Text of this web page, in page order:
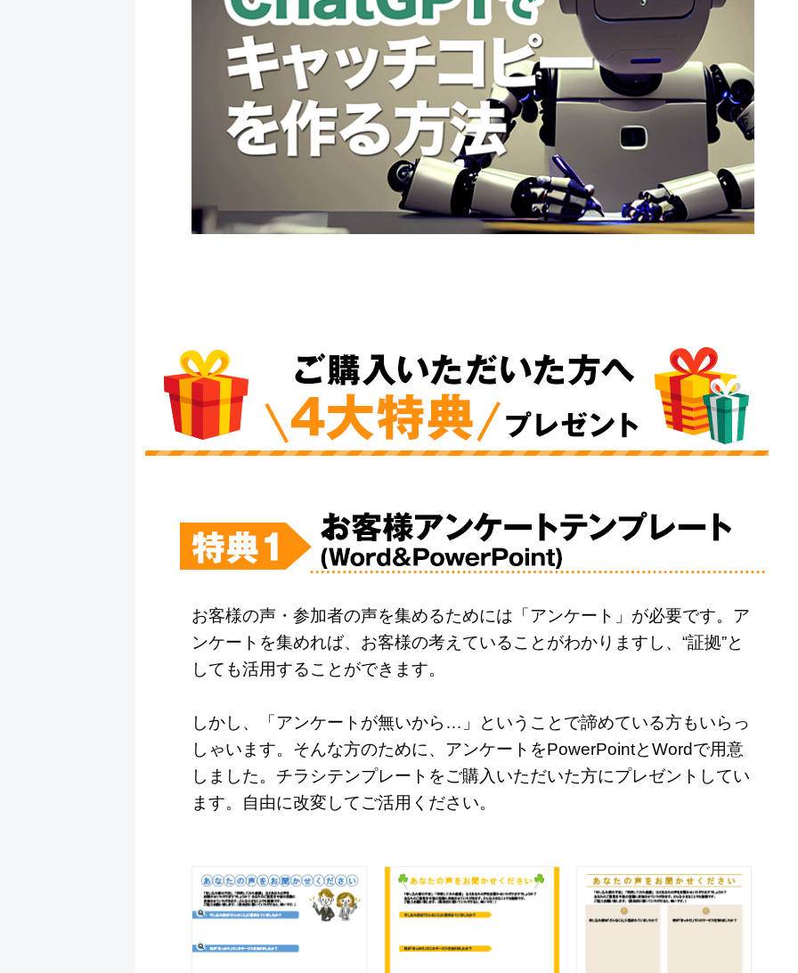
お客様の声・参加者の声を集めるためには「アンケート」が必要です。ア
ンケートを集めれば、お客様の考えていることがわかりますし、“証拠”と
しても活用することができます。
しかし、「アンケートが無いから…」ということで諦めている方もいらっ
しゃいます。そんな方のために、アンケートをPowerPointとWordで用意
しました。チラシテンプレートをご購入いただいた方にプレゼントしてい
ます。自由に改変してご活用ください。